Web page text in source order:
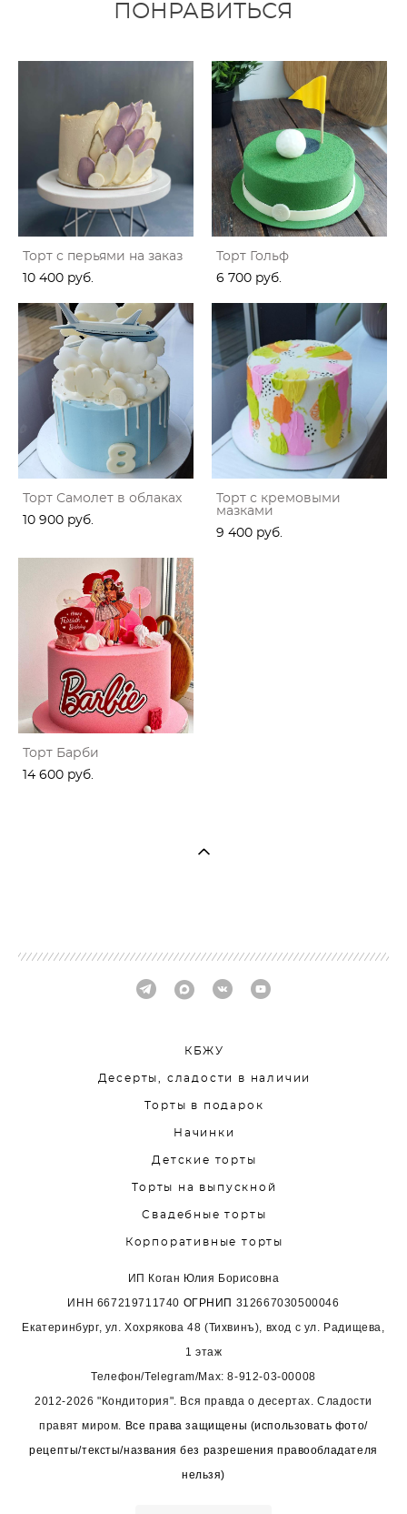
ПОНРАВИТЬСЯ
Торт с перьями на заказ
10 400 pуб.
Торт Гольф
6 700 pуб.
Торт Самолет в облаках
10 900 pуб.
Торт с кремовыми
мазками
9 400 pуб.
Торт Барби
14 600 pуб.
КБЖУ
Десерты, сладости в наличии
Торты в подарок
Начинки
Детские торты
Торты на выпускной
Свадебные торты
Корпоративные торты
ИП Коган Юлия Борисовна
ИНН 667219711740 ОГРНИП 312667030500046
Екатеринбург, ул. Хохрякова 48 (Тихвинъ), вход с ул. Радищева,
1 этаж
Телефон/Telegram/Max:8-912-03-00008
2012-2026 "Кондитория". Вся правда о десертах. Сладости
правят миром. Все права защищены (использовать фото/
рецепты/тексты/названия без разрешения правообладателя
нельзя)